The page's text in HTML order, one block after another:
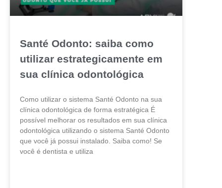
Santé Odonto: saiba como
utilizar estrategicamente em
sua clínica odontológica
Como utilizar o sistema Santé Odonto na sua
clínica odontológica de forma estratégica É
possível melhorar os resultados em sua clínica
odontológica utilizando o sistema Santé Odonto
que você já possui instalado. Saiba como! Se
você é dentista e utiliza